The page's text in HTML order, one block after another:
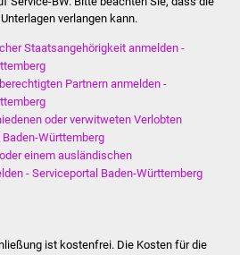
Formulare
Bürgerinfos
Bildung
Schulen
Kindergärten
verlangen kann.
Staatsangehörigkeit anmelden -
Partnern anmelden -
oder verwitweten Verlobten
Württemberg
einem ausländischen
- Serviceportal Baden-Württemberg
ist kostenfrei. Die Kosten für die